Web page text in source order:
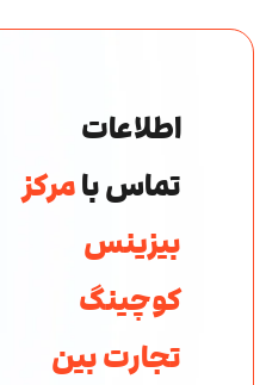
اطلاعات
تماس بامرکز
بیزینس
کوچینگ
تجارت بین